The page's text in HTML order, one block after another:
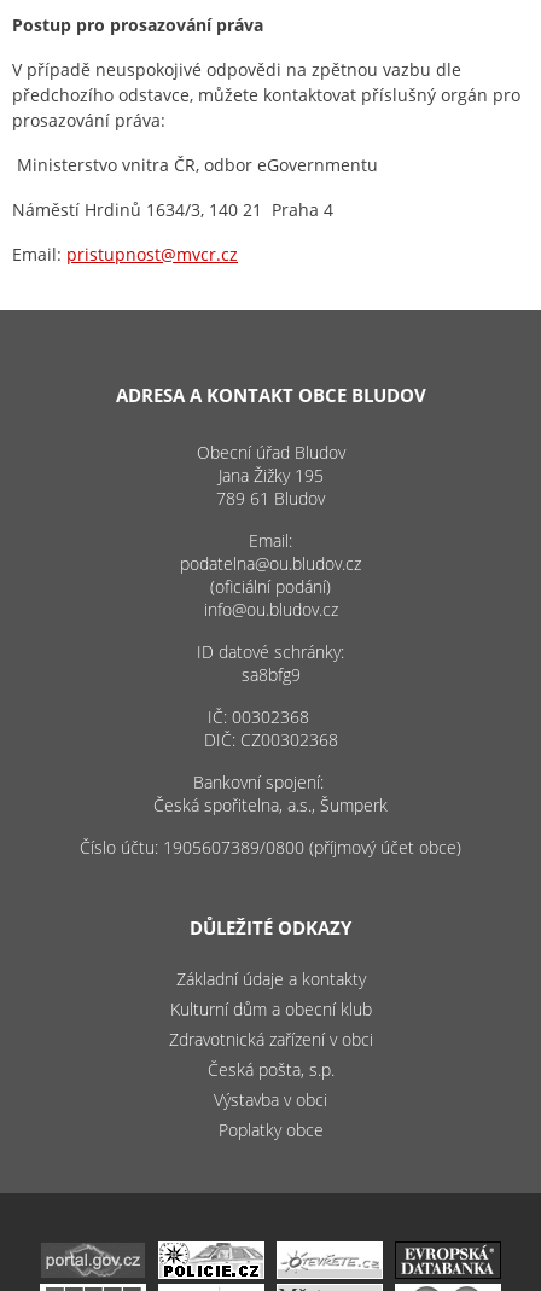
Postup pro prosazování práva
V případě neuspokojivé odpovědi na zpětnou vazbu dle
předchozího odstavce, můžete kontaktovat příslušný orgán pro
prosazování práva:
Ministerstvo vnitra ČR, odbor eGovernmentu
Náměstí Hrdinů 1634/3, 140 21 Praha 4
Email: pristupnost@mvcr.cz
ADRESA A KONTAKT OBCE BLUDOV
Obecní úřad Bludov
Jana Žižky 195
789 61 Bludov
Email:
podatelna@ou.bludov.cz
(oficiální podání)
info@ou.bludov.cz
ID datové schránky:
sa8bfg9
IČ: 00302368
DIČ: CZ00302368
Bankovní spojení:
Česká spořitelna, a.s., Šumperk
Číslo účtu: 1905607389/0800 (příjmový účet obce)
DŮLEŽITÉ ODKAZY
Základní údaje a kontakty
Kulturní dům a obecní klub
Zdravotnická zařízení v obci
Česká pošta, s.p.
Výstavba v obci
Poplatky obce